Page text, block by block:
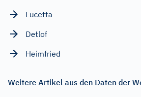
Lucetta
Detlof
Heimfried
Weitere Artikel aus den Daten der